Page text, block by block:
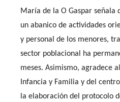
María de la O Gaspar
un abanico de actividades
y personal de los menores,
sector poblacional ha
meses. Asimismo, agradece
Infancia y Familia y del
la elaboración del protocolo